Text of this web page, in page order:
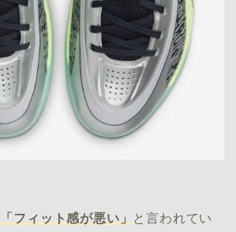
「フィット感が悪い」
と言われてい